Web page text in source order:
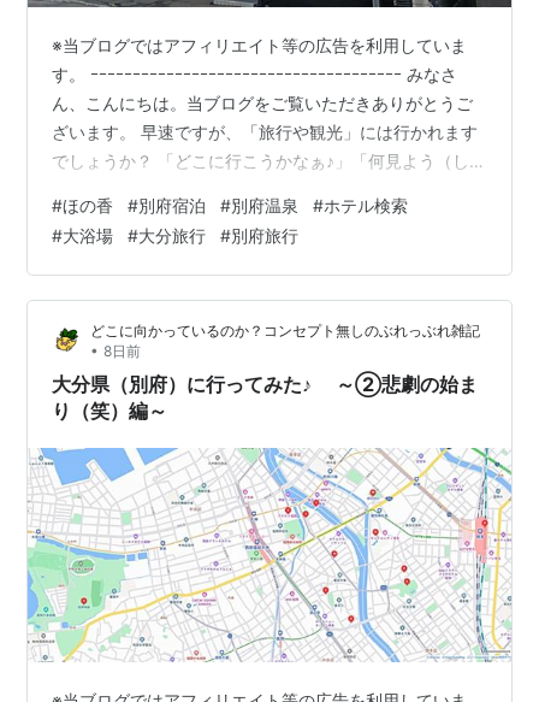
※当ブログではアフィリエイト等の広告を利用していま
す。 ｰｰｰｰｰｰｰｰｰｰｰｰｰｰｰｰｰｰｰｰｰｰｰｰｰｰｰｰｰｰｰｰｰｰｰｰｰ みなさ
ん、こんにちは。当ブログをご覧いただきありがとうご
ざいます。 早速ですが、「旅行や観光」には行かれます
でしょうか？ 「どこに行こうかなぁ♪」「何見よう（しよ
ど、行く前からウキウキしますよね♪ さてさて、残念なが
ら今回も仕事の関係で行きましたのでさほど時間もあり
ませんでしたが。。。(T_T) ってことで、まずは・・・ご
紹介させていただきます。 ＊＊＊ 目次 ＊＊＊ ■ はじめ
に■ ホテルの検索サイト○ ご参考…
#ほの香 #別府宿泊 #別府温泉 #ホテル検索
#大浴場 #大分旅行 #別府旅行
どこに向かっているのか？コンセプト無しのぶれっぶれ雑記
• 8日前
大分県（別府）に行ってみた♪ ～②悲劇の始ま
り（笑）編～